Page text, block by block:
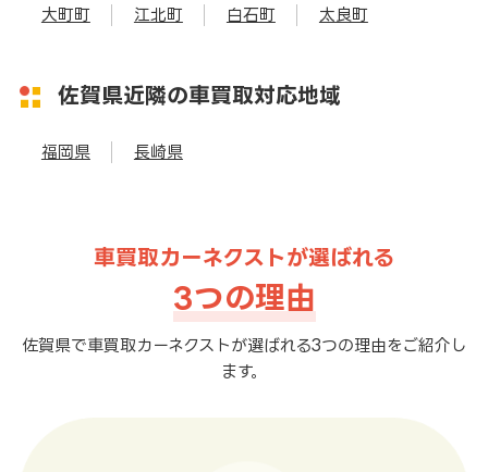
大町町 江北町 白石町 太良町
佐賀県近隣の車買取対応地域
福岡県 長崎県
車買取カーネクストが選ばれる
3つの理由
佐賀県で車買取カーネクストが選ばれる3つの理由をご紹介し
ます。